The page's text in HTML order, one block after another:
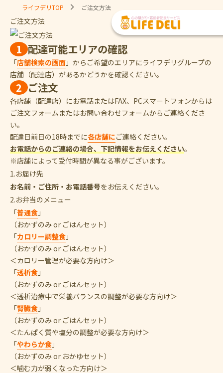
ライフデリTOP ご注文方法
ご注文方法
1 配達可能エリアの確認
「店舗検索の画面 」からご希望のエリアにライフデリグループの
店舗（配達店）があるかどうかを確認ください。
2 ご注文
各店舗（配達店）にお電話またはFAX、PCスマートフォンからは
ご注文フォームまたはお問い合わせフォームからご連絡くださ
い。
配達日前日の18時までに各店舗にご連絡ください。
お電話からのご連絡の場合、下記情報をお伝えください。
※店舗によって受付時間が異なる事がございます。
1.お届け先
お名前・ご住所・お電話番号をお伝えください。
2.お弁当のメニュー
「普通食 」
（おかずのみ or ごはんセット）
「カロリー調整食 」
（おかずのみ or ごはんセット）
＜カロリー管理が必要な方向け＞
「透析食 」
（おかずのみ or ごはんセット）
＜透析治療中で栄養バランスの調整が必要な方向け＞
「腎臓食 」
（おかずのみ or ごはんセット）
＜たんぱく質や塩分の調整が必要な方向け＞
「やわらか食 」
（おかずのみ or おかゆセット）
＜噛む力が弱くなった方向け＞